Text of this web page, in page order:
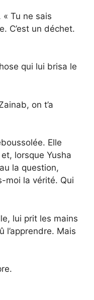
« Tu ne sais
C’est un déchet.
qui lui brisa le
on t’a
Elle
lorsque Yusha
la question,
moi la vérité. Qui
lui prit les mains
l’apprendre. Mais